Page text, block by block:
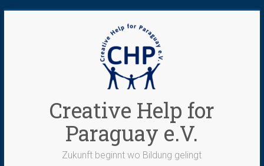
Creative Help for
Paraguay e.V.
Zukunft beginnt wo Bildung gelingt